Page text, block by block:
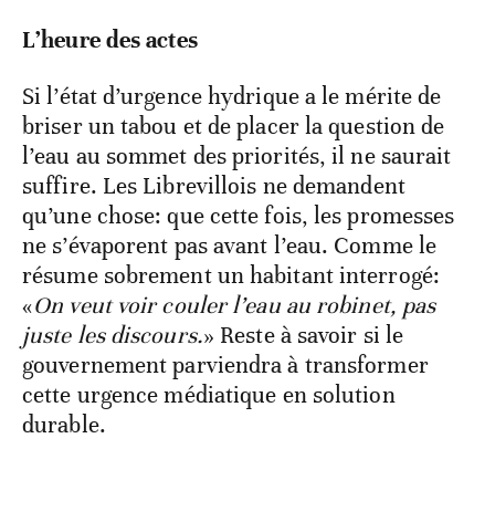
L’heure des actes
Si l’état d’urgence hydrique a le mérite de
briser un tabou et de placer la question de
l’eau au sommet des priorités, il ne saurait
suffire. Les Librevillois ne demandent
qu’une chose: que cette fois, les promesses
ne s’évaporent pas avant l’eau. Comme le
résume sobrement un habitant interrogé:
«On veut voir couler l’eau au robinet, pas
juste les discours.» Reste à savoir si le
gouvernement parviendra à transformer
cette urgence médiatique en solution
durable.